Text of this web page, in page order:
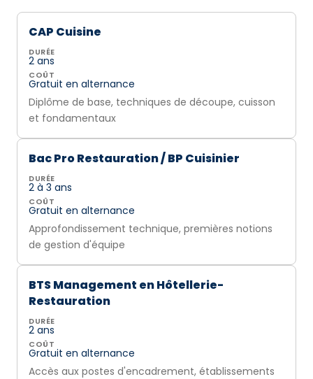
CAP Cuisine
DURÉE
2 ans
COÛT
Gratuit en alternance
Diplôme de base, techniques de découpe, cuisson
et fondamentaux
Bac Pro Restauration / BP Cuisinier
DURÉE
2 à 3 ans
COÛT
Gratuit en alternance
Approfondissement technique, premières notions
de gestion d'équipe
BTS Management en Hôtellerie-
Restauration
DURÉE
2 ans
COÛT
Gratuit en alternance
Accès aux postes d'encadrement, établissements